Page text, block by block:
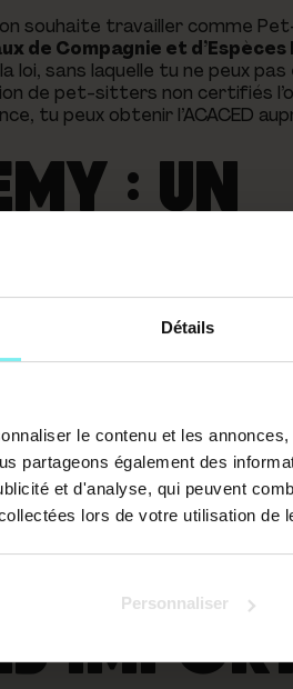
Détails
le contenu et les
partageons également des
et d'analyse, qui peuvent
lors de votre utilisation de
Personnaliser
souhaite travailler comme
de Compagnie et
loi, sans laquelle tu ne peux
de pet-sitters non certifiés
tu peux obtenir l’ACACED
: UN
qualité de la plateforme d’e-
analysés l'organisation
l’intégration des
. Tout comme nos